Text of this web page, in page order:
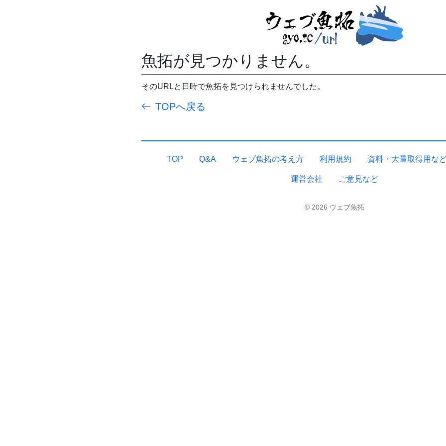
魚拓が見つかりません。
そのURLと日時で魚拓を見つけられませんでした。
TOPへ戻る
TOP Q&A ウェブ魚拓の考え方 利用規約 資料・大量取得用な
運営会社 ご意見など
© 2026 ウェブ魚拓